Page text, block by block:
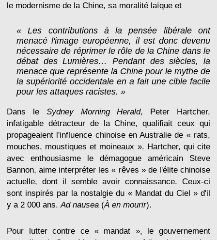
le modernisme de la Chine, sa moralité laïque et
« Les contributions à la pensée libérale ont
menacé l'image européenne, il est donc devenu
nécessaire de réprimer le rôle de la Chine dans le
débat des Lumières… Pendant des siècles, la
menace que représente la Chine pour le mythe de
la supériorité occidentale en a fait une cible facile
pour les attaques racistes. »
Dans le Sydney Morning Herald, Peter Hartcher,
infatigable détracteur de la Chine, qualifiait ceux qui
propageaient l'influence chinoise en Australie de « rats,
mouches, moustiques et moineaux ». Hartcher, qui cite
avec enthousiasme le démagogue américain Steve
Bannon, aime interpréter les « rêves » de l'élite chinoise
actuelle, dont il semble avoir connaissance. Ceux-ci
sont inspirés par la nostalgie du « Mandat du Ciel » d'il
y a 2 000 ans. Ad nausea (À en mourir).
Pour lutter contre ce « mandat », le gouvernement